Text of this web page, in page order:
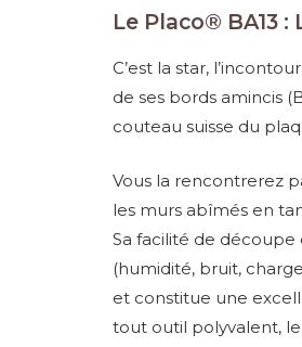
Le Placo® BA13
C’est la star,
de ses bords amincis
couteau suisse du
Vous la rencontrerez
les murs abîmés en
Sa facilité de
(humidité, bruit,
et constitue une
tout outil polyvalent, le